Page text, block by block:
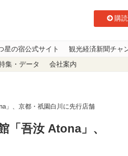
購
星の宿公式サイト 観光経済新聞チャ
集・データ 会社案内
」、京都・祇園白川に先行店舗
「吾汝 Atona」、